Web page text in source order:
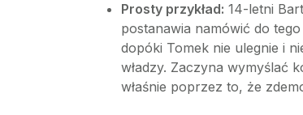
Prosty przykład: 14-letni
postanawia namówić do
dopóki Tomek nie ulegnie i
władzy. Zaczyna wymyślać
właśnie poprzez to, że